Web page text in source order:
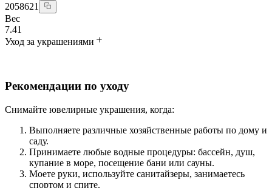
2058621
Вес
7.41
Уход за украшениями
Рекомендации по уходу
Снимайте ювелирные украшения, когда:
Выполняете различные хозяйственные работы по дому и
саду.
Принимаете любые водные процедуры: бассейн, душ,
купание в море, посещение бани или сауны.
Моете руки, используйте санитайзеры, занимаетесь
спортом и спите.